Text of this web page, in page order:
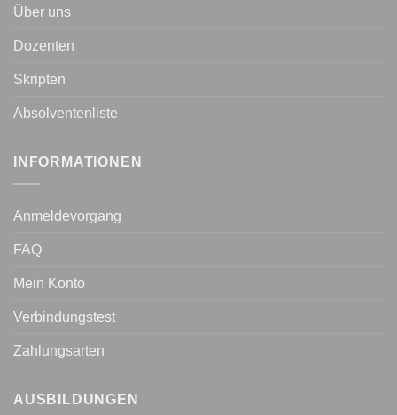
Über uns
Dozenten
Skripten
Absolventenliste
INFORMATIONEN
Anmeldevorgang
FAQ
Mein Konto
Verbindungstest
Zahlungsarten
AUSBILDUNGEN